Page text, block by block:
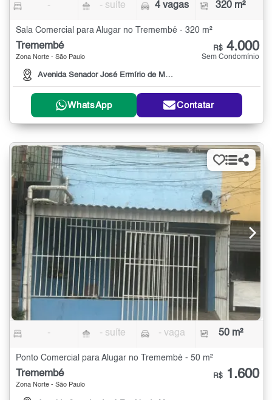
- - suíte 4 vagas 320 m²
Sala Comercial para Alugar no Tremembé - 320 m²
Tremembé
Zona Norte - São Paulo
Avenida Senador José Ermírio de Moraes, 1750
R$ 4.000
Sem Condomínio
WhatsApp Contatar
- - suíte - vaga 50 m²
Ponto Comercial para Alugar no Tremembé - 50 m²
Tremembé
Zona Norte - São Paulo
R$ 1.600